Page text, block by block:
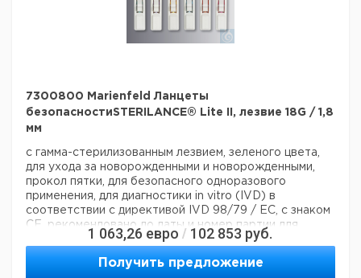
7300800 Marienfeld Ланцеты
безопасностиSTERILANCE® Lite II, лезвие 18G / 1,8
мм
с гамма-стерилизованным лезвием, зеленого цвета,
для ухода за новорожденными и новорожденными,
прокол пятки, для безопасного одноразового
применения, для диагностики in vitro (IVD) в
соответствии с директивой IVD 98/79 / EC, с знаком
CE, рекомендовано до даты и номер партии для
всесторонней информации и прослеживаемости,
упакованные в коробки по 100 штук, 2 000 штук в
1 063,26 евро / 102 853 руб.
Получить предложение